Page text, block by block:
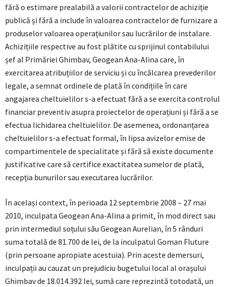
fără o estimare prealabilă a valorii contractelor de achiziție
publică și fără a include în valoarea contractelor de furnizare a
produselor valoarea operațiunilor sau lucrărilor de instalare.
Achizițiile respective au fost plătite cu sprijinul contabilului
șef al Primăriei Ghimbav, Geogean Ana-Alina care, în
exercitarea atribuțiilor de serviciu și cu încălcarea prevederilor
legale, a semnat ordinele de plată în condițiile în care
angajarea cheltuielilor s-a efectuat fără a se exercita controlul
financiar preventiv asupra proiectelor de operațiuni și fără a se
efectua lichidarea cheltuielilor. De asemenea, ordonanțarea
cheltuielilor s-a efectuat formal, în lipsa avizelor emise de
compartimentele de specialitate și fără să existe documente
justificative care să certifice exactitatea sumelor de plată,
recepția bunurilor sau executarea lucrărilor.
În același context, în perioada 12 septembrie 2008 – 27 mai
2010, inculpata Geogean Ana-Alina a primit, în mod direct sau
prin intermediul soțului său Geogean Aurelian, în 5 rânduri
suma totală de 81.700 de lei, de la inculpatul Goman Fluture
(prin persoane apropiate acestuia). Prin aceste demersuri,
inculpații au cauzat un prejudiciu bugetului local al orașului
Ghimbav de 18.014.392 lei, sumă care reprezintă totodată, un